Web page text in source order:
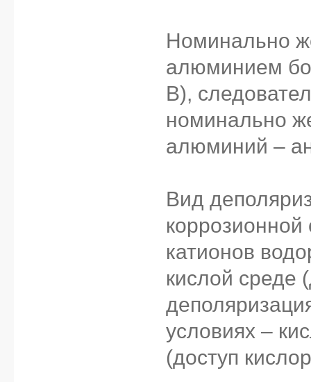
Номинально
алюминием
В),
номинально
алюминий –
Вид
катионов
кислой среде
условиях –
(доступ